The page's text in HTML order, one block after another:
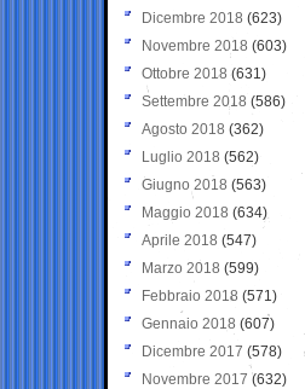
Dicembre 2018 (623)
Novembre 2018 (603)
Ottobre 2018 (631)
Settembre 2018 (586)
Agosto 2018 (362)
Luglio 2018 (562)
Giugno 2018 (563)
Maggio 2018 (634)
Aprile 2018 (547)
Marzo 2018 (599)
Febbraio 2018 (571)
Gennaio 2018 (607)
Dicembre 2017 (578)
Novembre 2017 (632)